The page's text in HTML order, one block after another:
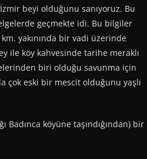
beyi olduğunu sanıyoruz. Bu
geçmekte idi. Bu bilgiler
yakınında bir vadi üzerinde
ile köy kahvesinde tarihe meraklı
biri olduğu savunma için
çok eski bir mescit olduğunu yaşlı
köyüne taşındığından) bir